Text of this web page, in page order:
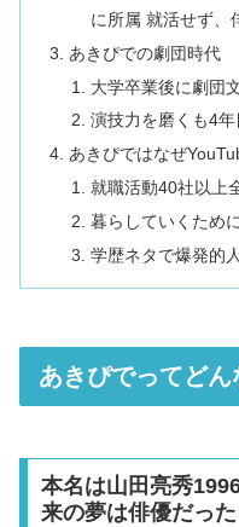
に所属 就活せず、
あきぴでの劇団時代
大学卒業後に劇団
演技力を磨くも4
あきぴではなぜ
就職活動40社以上
暮らしていくため
学歴ネタで爆発的
あきぴでってどん
本名は山田亮秀
来の夢は俳優だった